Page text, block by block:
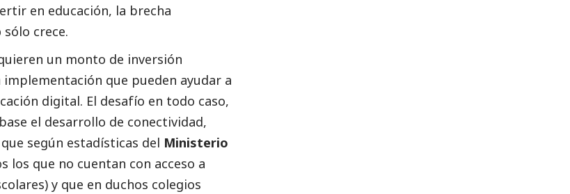
en educación, la brecha
crece.
un monto de inversión
que pueden ayudar a
digital. El desafío en todo caso,
el desarrollo de conectividad,
según estadísticas del Ministerio
los que no cuentan con acceso a
y que en duchos colegios